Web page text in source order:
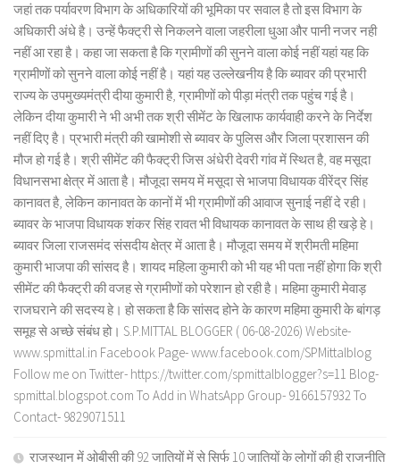
जहां तक पर्यावरण विभाग के अधिकारियों की भूमिका पर सवाल है तो इस विभाग के
अधिकारी अंधे है। उन्हें फैक्ट्री से निकलने वाला जहरीला धुआ और पानी नजर नही
नहीं आ रहा है। कहा जा सकता है कि ग्रामीणों की सुनने वाला कोई नहीं यहां यह कि
ग्रामीणों को सुनने वाला कोई नहीं है। यहां यह उल्लेखनीय है कि ब्यावर की प्रभारी
राज्य के उपमुख्यमंत्री दीया कुमारी है, ग्रामीणों को पीड़ा मंत्री तक पहुंच गई है।
लेकिन दीया कुमारी ने भी अभी तक श्री सीमेंट के खिलाफ कार्यवाही करने के निर्देश
नहीं दिए है। प्रभारी मंत्री की खामोशी से ब्यावर के पुलिस और जिला प्रशासन की
मौज हो गई है। श्री सीमेंट की फैक्ट्री जिस अंधेरी देवरी गांव में स्थित है, वह मसूदा
विधानसभा क्षेत्र में आता है। मौजूदा समय में मसूदा से भाजपा विधायक वीरेंद्र सिंह
कानावत है, लेकिन कानावत के कानों में भी ग्रामीणों की आवाज सुनाई नहीं दे रही।
ब्यावर के भाजपा विधायक शंकर सिंह रावत भी विधायक कानावत के साथ ही खड़े हे।
ब्यावर जिला राजसमंद संसदीय क्षेत्र में आता है। मौजूदा समय में श्रीमती महिमा
कुमारी भाजपा की सांसद है। शायद महिला कुमारी को भी यह भी पता नहीं होगा कि श्री
सीमेंट की फैक्ट्री की वजह से ग्रामीणों को परेशान हो रही है। महिमा कुमारी मेवाड़
राजघराने की सदस्य हे। हो सकता है कि सांसद होने के कारण महिमा कुमारी के बांगड़
समूह से अच्छे संबंध हो। S.P.MITTAL BLOGGER ( 06-08-2026) Website-
www.spmittal.in Facebook Page- www.facebook.com/SPMittalblog
Follow me on Twitter- https://twitter.com/spmittalblogger?s=11 Blog-
spmittal.blogspot.com To Add in WhatsApp Group- 9166157932 To
Contact- 9829071511
राजस्थान में ओबीसी की 92 जातियों में से सिर्फ 10 जातियों के लोगों की ही राजनीति